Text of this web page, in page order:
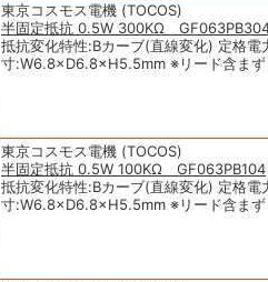
東京コスモス電機 (TOCOS)
半固定抵抗 0.5W 300KΩ
抵抗変化特性:Bカーブ(直線変化) 定格
寸:W6.8×D6.8×H5.5mm ※リード含まず
東京コスモス電機 (TOCOS)
半固定抵抗 0.5W 100KΩ GF063PB104
抵抗変化特性:Bカーブ(直線変化) 定格
寸:W6.8×D6.8×H5.5mm ※リード含まず